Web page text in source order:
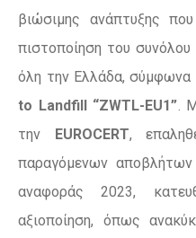
βιώσιμης ανάπτυξης
πιστοποίηση του
όλη την Ελλάδα, σύμφωνα
to Landfill “ZWTL-EU1”.
την EUROCERT,
παραγόμενων αποβλήτων
αναφοράς 2023,
αξιοποίηση, όπως